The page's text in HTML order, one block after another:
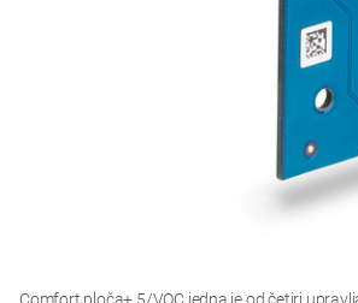
Comfort ploča+ 5/VOC jedna je od četiri